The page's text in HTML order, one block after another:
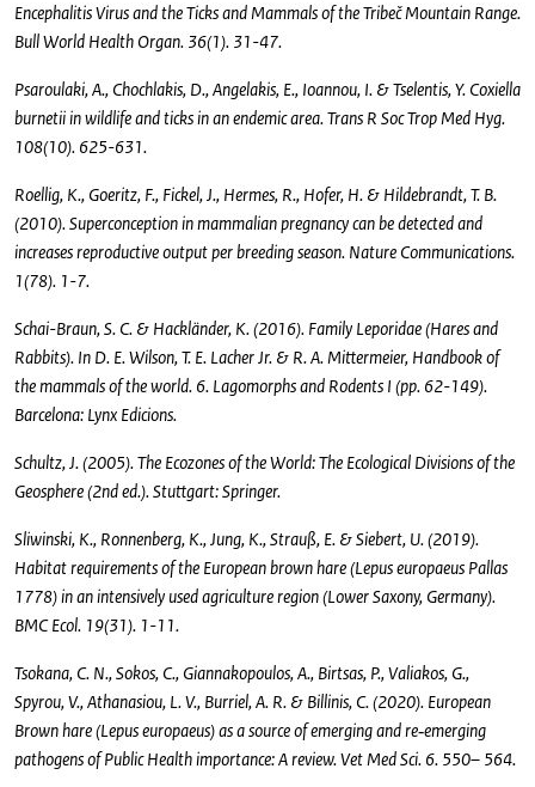
Encephalitis Virus and the Ticks and Mammals of the Tribeč Mountain Range.
Bull World Health Organ. 36(1). 31-47.
Psaroulaki, A., Chochlakis, D., Angelakis, E., Ioannou, I. & Tselentis, Y. Coxiella
burnetii in wildlife and ticks in an endemic area. Trans R Soc Trop Med Hyg.
108(10). 625-631.
Roellig, K., Goeritz, F., Fickel, J., Hermes, R., Hofer, H. & Hildebrandt, T. B.
(2010). Superconception in mammalian pregnancy can be detected and
increases reproductive output per breeding season. Nature Communications.
1(78). 1-7.
Schai-Braun, S. C. & Hackländer, K. (2016). Family Leporidae (Hares and
Rabbits). In D. E. Wilson, T. E. Lacher Jr. & R. A. Mittermeier, Handbook of
the mammals of the world. 6. Lagomorphs and Rodents I (pp. 62-149).
Barcelona: Lynx Edicions.
Schultz, J. (2005). The Ecozones of the World: The Ecological Divisions of the
Geosphere (2nd ed.). Stuttgart: Springer.
Sliwinski, K., Ronnenberg, K., Jung, K., Strauß, E. & Siebert, U. (2019).
Habitat requirements of the European brown hare (Lepus europaeus Pallas
1778) in an intensively used agriculture region (Lower Saxony, Germany).
BMC Ecol. 19(31). 1-11.
Tsokana, C. N., Sokos, C., Giannakopoulos, A., Birtsas, P., Valiakos, G.,
Spyrou, V., Athanasiou, L. V., Burriel, A. R. & Billinis, C. (2020). European
Brown hare (Lepus europaeus) as a source of emerging and re‐emerging
pathogens of Public Health importance: A review. Vet Med Sci. 6. 550– 564.